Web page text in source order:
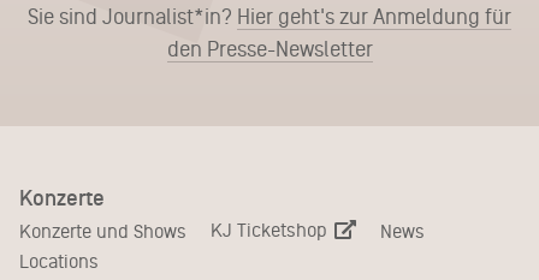
Sie sind Journalist*in? Hier geht's zur Anmeldung für
den Presse-Newsletter
Konzerte
Konzerte und Shows KJ Ticketshop
News
Locations